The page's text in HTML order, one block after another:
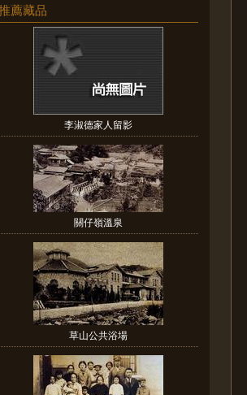
薦藏品
李淑德家人留影
關仔嶺溫泉
草山公共浴場